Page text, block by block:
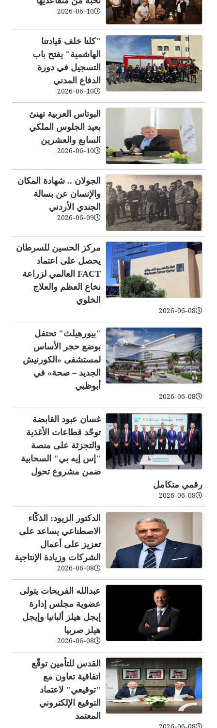
2026-06-10
"كلنا خلف قيادتنا
الهاشمية" يفتح باب
التسجيل في دورة
الدفاع المدني
2026-06-10
البوتاس العربية تهنئ
بعيد الجلوس الملكي
السابع والعشرين
2026-06-10
الجولان .. شهادة المكان
والإنسان عن بسالة
الجندي الأردني
2026-06-09
مركز الحسين للسرطان
يحصل على اعتماد
FACT العالمي لزراعة
نخاع العظم والعلاج
الخلوي
2026-06-08
"بيورهيلث" تحتفل
بوضع حجر الأساس
لمستشفى «الكورنيش
الجديد – صحة» في
أبوظبي
2026-06-08
غسان عبود القابضة
توحّد قطاعات الأغذية
والتجزئة على منصة
"إس إيه بي" السحابية
ضمن مشروع تحول
رقمي متكامل
2026-06-08
الدكتور الزيود: الذكّاء
الاصطناعي يساعد على
تعزيز على أعمال
الشركات وزيادة الإنتاجية
2026-06-08
عبدالله الفريحات يتولى
عضوية مجلس إدارة
إيجل هيلز ألبانيا وإيجل
هيلز صربيا
2026-06-08
القدس للتأمين توقّع
اتفاقية تعاون مع
"توقيعي" لاعتماد
التوقيع الإلكتروني
المعتمد